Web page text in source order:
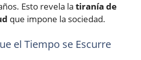
Esto revela la tiranía de
que impone la sociedad.
el Tiempo se Escurre